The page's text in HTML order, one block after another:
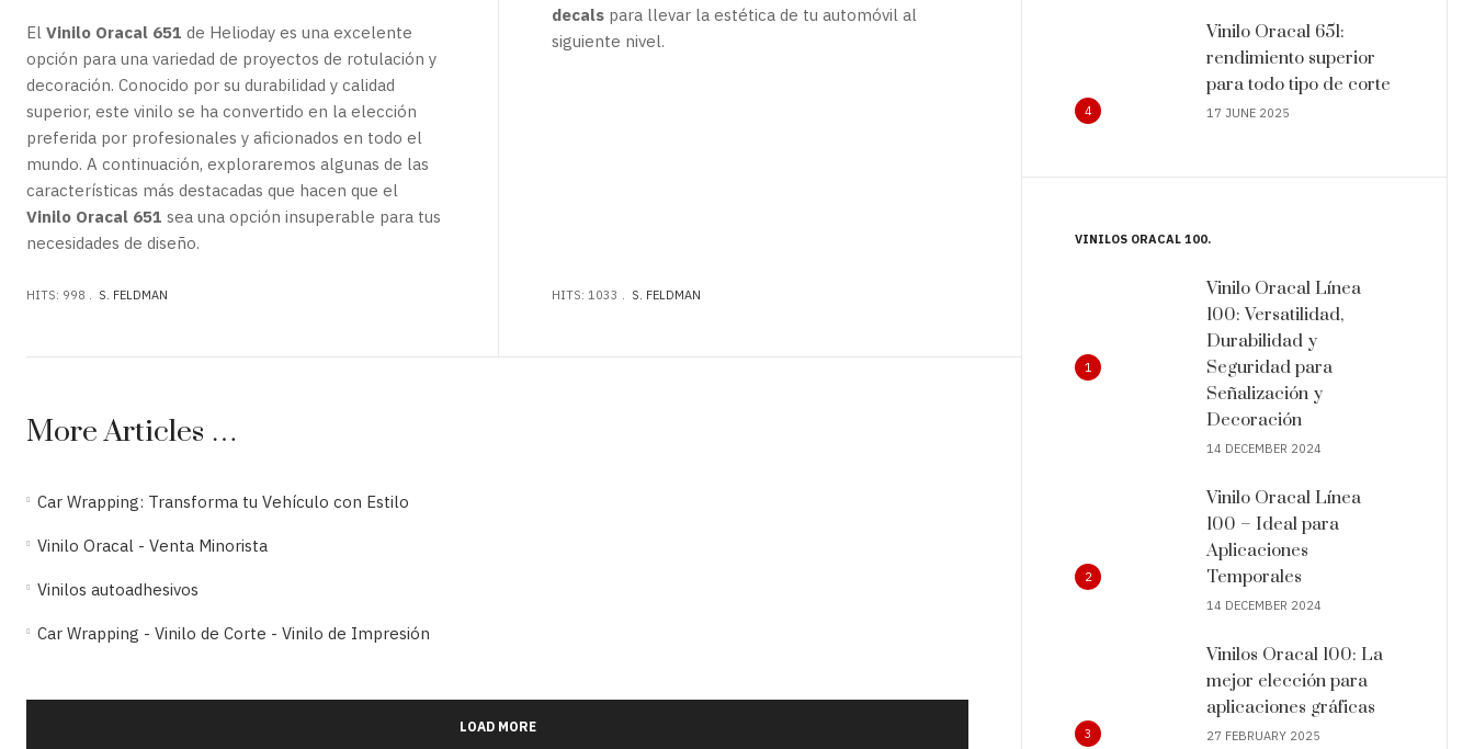
El Vinilo Oracal 651 de Helioday es una excelente
opción para una variedad de proyectos de rotulación y
decoración. Conocido por su durabilidad y calidad
superior, este vinilo se ha convertido en la elección
preferida por profesionales y aficionados en todo el
mundo. A continuación, exploraremos algunas de las
características más destacadas que hacen que el
Vinilo Oracal 651 sea una opción insuperable para tus
necesidades de diseño.
HITS: 998 S. FELDMAN
decalspara llevar la estética de tu automóvil al
siguiente nivel.
HITS: 1033 S. FELDMAN
More Articles …
Car Wrapping: Transforma tu Vehículo con Estilo
Vinilo Oracal - Venta Minorista
Vinilos autoadhesivos
Car Wrapping - Vinilo de Corte - Vinilo de Impresión
LOAD MORE
4
Vinilo Oracal 651:
rendimiento superior
para todo tipo de corte
17 JUNE 2025
VINILOS ORACAL 100
1
Vinilo Oracal Línea
100: Versatilidad,
Durabilidad y
Seguridad para
Señalización y
Decoración
14 DECEMBER 2024
2
Vinilo Oracal Línea
100 – Ideal para
Aplicaciones
Temporales
14 DECEMBER 2024
3
Vinilos Oracal 100: La
mejor elección para
aplicaciones gráficas
27 FEBRUARY 2025